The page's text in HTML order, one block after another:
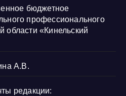
бюджетное
профессионального
области «Кинельский
А.В.
редакции: